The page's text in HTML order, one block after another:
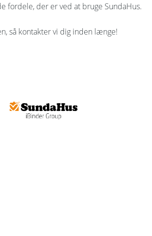
fordele, der er ved at bruge SundaHus.
så kontakter vi dig inden længe!